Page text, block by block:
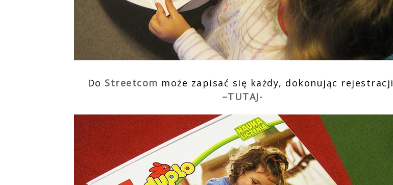
Do Streetcom może zapisać się każdy, dokonując rejestracji
–TUTAJ-